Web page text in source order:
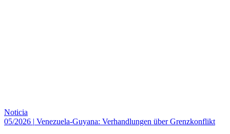
Noticia
05/2026 | Venezuela-Guyana: Verhandlungen über Grenzkonflikt